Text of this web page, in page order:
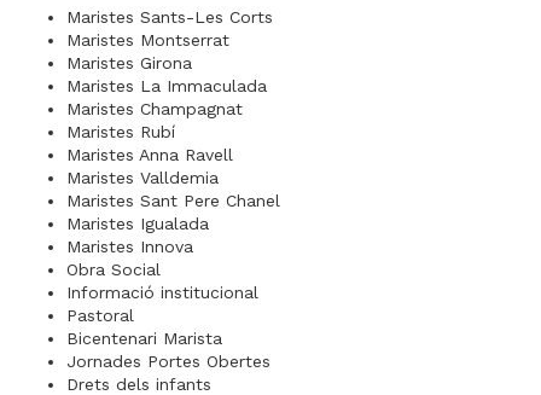
Maristes Sants-Les Corts
Maristes Montserrat
Maristes Girona
Maristes La Immaculada
Maristes Champagnat
Maristes Rubí
Maristes Anna Ravell
Maristes Valldemia
Maristes Sant Pere Chanel
Maristes Igualada
Maristes Innova
Obra Social
Informació institucional
Pastoral
Bicentenari Marista
Jornades Portes Obertes
Drets dels infants